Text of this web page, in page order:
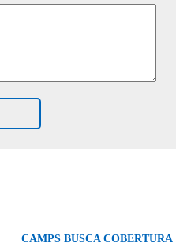
CAMPS BUSCA COBERTURA